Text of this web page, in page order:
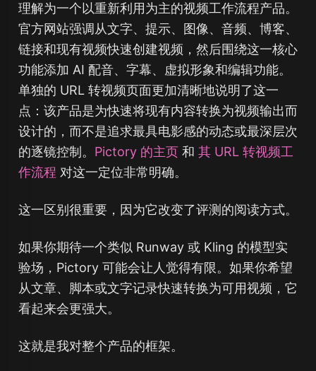
理解为一个以重新利用为主的视频工作流程产品。
官方网站强调从文字、提示、图像、音频、博客、
链接和现有视频快速创建视频，然后围绕这一核心
功能添加 AI 配音、字幕、虚拟形象和编辑功能。
单独的 URL 转视频页面更加清晰地说明了这一
点：该产品是为快速将现有内容转换为视频输出而
设计的，而不是追求最具电影感的动态或最深层次
的逐镜控制。 Pictory 的主页和 其 URL 转视频工
作流程 对这一定位非常明确。
这一区别很重要，因为它改变了评测的阅读方式。
如果你期待一个类似 Runway 或 Kling 的模型实
验场，Pictory 可能会让人觉得有限。如果你希望
从文章、脚本或文字记录快速转换为可用视频，它
看起来会更强大。
这就是我对整个产品的框架。